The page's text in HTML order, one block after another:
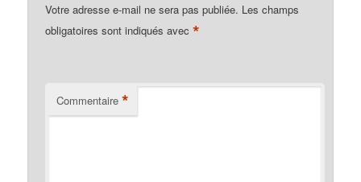
Votre adresse e-mail ne sera pas publiée. Les champs
obligatoires sont indiqués avec*
Commentaire *